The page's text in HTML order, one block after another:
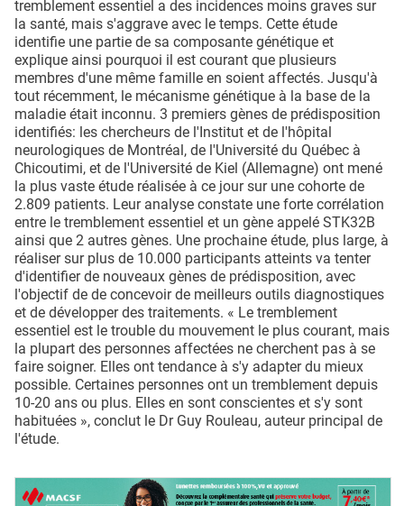
tremblement essentiel a des incidences moins graves sur
la santé, mais s'aggrave avec le temps. Cette étude
identifie une partie de sa composante génétique et
explique ainsi pourquoi il est courant que plusieurs
membres d'une même famille en soient affectés. Jusqu'à
tout récemment, le mécanisme génétique à la base de la
maladie était inconnu. 3 premiers gènes de prédisposition
identifiés: les chercheurs de l'Institut et de l'hôpital
neurologiques de Montréal, de l'Université du Québec à
Chicoutimi, et de l'Université de Kiel (Allemagne) ont mené
la plus vaste étude réalisée à ce jour sur une cohorte de
2.809 patients. Leur analyse constate une forte corrélation
entre le tremblement essentiel et un gène appelé STK32B
ainsi que 2 autres gènes. Une prochaine étude, plus large, à
réaliser sur plus de 10.000 participants atteints va tenter
d'identifier de nouveaux gènes de prédisposition, avec
l'objectif de de concevoir de meilleurs outils diagnostiques
et de développer des traitements. « Le tremblement
essentiel est le trouble du mouvement le plus courant, mais
la plupart des personnes affectées ne cherchent pas à se
faire soigner. Elles ont tendance à s'y adapter du mieux
possible. Certaines personnes ont un tremblement depuis
10-20 ans ou plus. Elles en sont conscientes et s'y sont
habituées », conclut le Dr Guy Rouleau, auteur principal de
l'étude.